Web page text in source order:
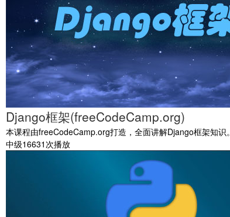
Django框架(freeCodeCamp.org)
本课程由freeCodeCamp.org打造，全面讲解Django框架知识。
中级16631次播放